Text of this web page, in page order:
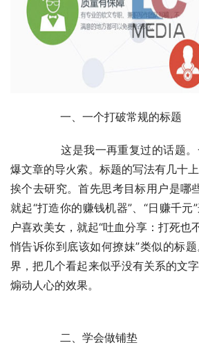
	　　一、一个打破常规的标题
爆文章的导火索。标题的写法有几十
挨个去研究。首先思考目标用户是哪
就起“打造你的赚钱机器”、“日赚千元
户喜欢美女，就起“吐血分享：打死也
悄告诉你到底该如何撩妹”类似的标
界，把几个看起来似乎没有关系的文
煽动人心的效果。
	　　二、学会做铺垫